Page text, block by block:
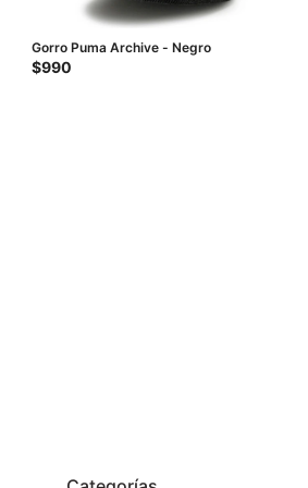
Gorro Puma Archive - Negro
$990